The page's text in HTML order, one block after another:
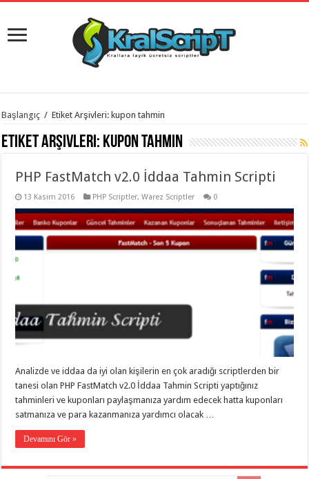
istanbul
evden
eve
organizasyon,
evden
taşımacılık,
evden
taşımacılık,
gaziantep
evden
taşımacılık,
gaziantep
evden
gaziantep
evden
taşımacılık,
gaziantep
taşımacılık,
evden
Başlangıç / Etiket Arşivleri: kupon tahmin
Etiket Arşivleri: kupon tahmin
PHP FastMatch v2.0 İddaa Tahmin Scripti
13 Kasım 2016 PHP Scriptler,Warez Scriptler 0
Analizde ve iddaa da iyi olan kişilerin en çok aradığı scriptlerden bir
tanesi olan PHP FastMatch v2.0 İddaa Tahmin Scripti yaptığınız
tahminleri ve kuponları paylaşmanıza yardım edecek hatta kuponları
satmanıza ve para kazanmanıza yardımcı olacak …
Devamını Gör »